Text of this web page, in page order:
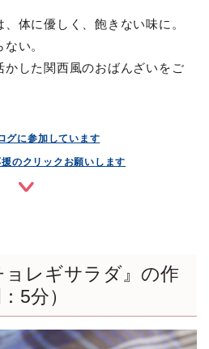
体に優しく、飽きない味に。
い。
かした関西風のおばんざいをご
グに参加しています
のクリックお願いします
ョレギサラダ』の作
5分）